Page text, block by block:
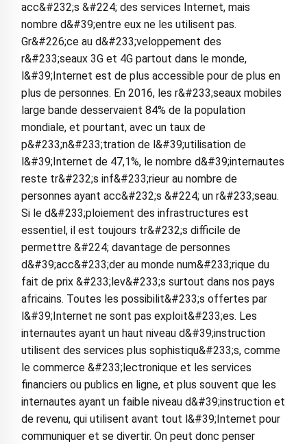
acc&#232;s &#224; des services Internet, mais
nombre d&#39;entre eux ne les utilisent pas.
Gr&#226;ce au d&#233;veloppement des
r&#233;seaux 3G et 4G partout dans le monde,
l&#39;Internet est de plus accessible pour de plus en
plus de personnes. En 2016, les r&#233;seaux mobiles
large bande desservaient 84% de la population
mondiale, et pourtant, avec un taux de
p&#233;n&#233;tration de l&#39;utilisation de
l&#39;Internet de 47,1%, le nombre d&#39;internautes
reste tr&#232;s inf&#233;rieur au nombre de
personnes ayant acc&#232;s &#224; un r&#233;seau.
Si le d&#233;ploiement des infrastructures est
essentiel, il est toujours tr&#232;s difficile de
permettre &#224; davantage de personnes
d&#39;acc&#233;der au monde num&#233;rique du
fait de prix &#233;lev&#233;s surtout dans nos pays
africains. Toutes les possibilit&#233;s offertes par
l&#39;Internet ne sont pas exploit&#233;es. Les
internautes ayant un haut niveau d&#39;instruction
utilisent des services plus sophistiqu&#233;s, comme
le commerce &#233;lectronique et les services
financiers ou publics en ligne, et plus souvent que les
internautes ayant un faible niveau d&#39;instruction et
de revenu, qui utilisent avant tout l&#39;Internet pour
communiquer et se divertir. On peut donc penser